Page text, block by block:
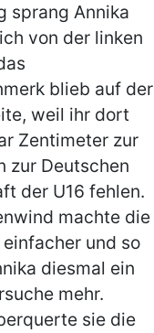
sprang Annika
von der linken
blieb auf der
weil ihr dort
Zentimeter zur
zur Deutschen
der U16 fehlen.
machte die
und so
diesmal ein
mehr.
sie die